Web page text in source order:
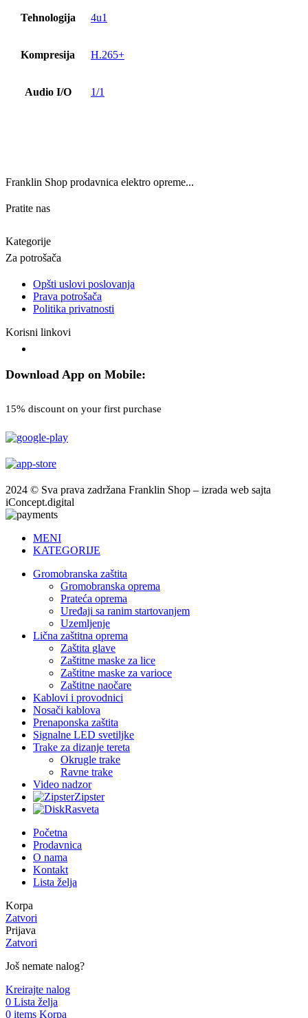
Tehnologija 4u1
Kompresija H.265+
Audio I/O 1/1
Franklin Shop prodavnica elektro opreme...
Pratite nas
Kategorije
Za potrošača
Opšti uslovi poslovanja
Prava potrošača
Politika privatnosti
Korisni linkovi
Download App on Mobile:
15% discount on your first purchase
2024 © Sva prava zadržana Franklin Shop – izrada web sajta
iConcept.digital
MENI
KATEGORIJE
Gromobranska zaštita
Gromobranska oprema
Prateća oprema
Uređaji sa ranim startovanjem
Uzemljenje
Lična zaštitna oprema
Zaštita glave
Zaštitne maske za lice
Zaštitne maske za varioce
Zaštitne naočare
Kablovi i provodnici
Nosači kablova
Prenaponska zaštita
Signalne LED svetiljke
Trake za dizanje tereta
Okrugle trake
Ravne trake
Video nadzor
Zipster
Rasveta
Početna
Prodavnica
O nama
Kontakt
Lista želja
Korpa
Zatvori
Prijava
Zatvori
Još nemate nalog?
Kreirajte nalog
0 Lista želja
0 items Korpa